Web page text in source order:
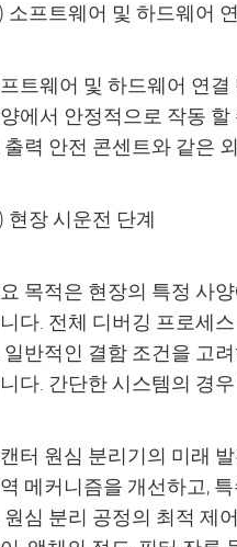
소프트웨어 및 하드웨어
트웨어 및 하드웨어 연
에서 안정적으로 작동
출력 안전 콘센트와 같은
현장 시운전 단계
목적은 현장의 특정 사
다. 전체 디버깅 프로세
일반적인 결함 조건을 고
다. 간단한 시스템의 경
터 원심 분리기의 미래
메커니즘을 개선하고,
원심 분리 공정의 최적 제